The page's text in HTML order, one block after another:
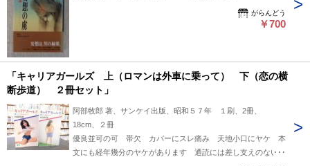
がらんどう
￥700
「キャリアガールズ 上（ロマンは外車に乗って） 下（恋の横
断歩道） ２冊セット」
阿部牧郎 著、サンケイ出版、昭和５７年 １刷、2冊、
18cm、２冊
優良並可の可 帯欠 カバーにスレ痛み 天地小口にヤケ 本
文にも経年幾分のヤケがあります 通読には差し支えのない程